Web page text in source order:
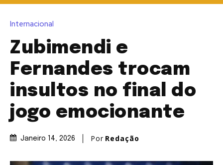
Internacional
Zubimendi e
Fernandes trocam
insultos no final do
jogo emocionante
Janeiro 14, 2026 Por Redação